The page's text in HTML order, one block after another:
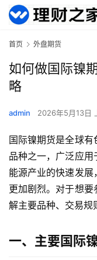
首页 外盘期货
如何做国际镍
略
admin 2026年5月13日
国际镍期货是全球
品种之一，广泛应
能源产业的快速发
更加剧烈。对于想
解主要品种、交易规
一、主要国际